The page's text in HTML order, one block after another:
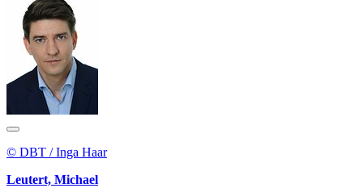
© DBT / Inga Haar
Leutert, Michael